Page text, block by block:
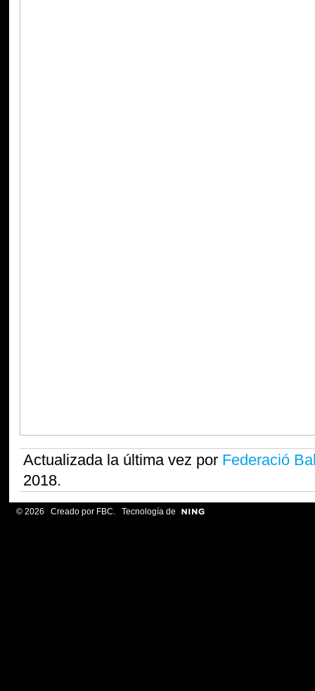
Actualizada la última vez por Federació
2018.
© 2026 Creado por FBC. Tecnología de